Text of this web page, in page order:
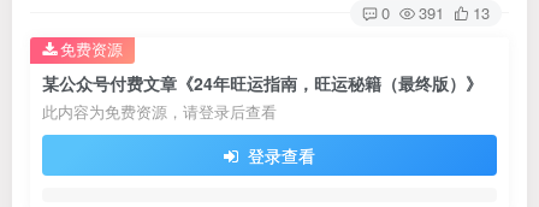
0 391 13
某公众号付费文章《24年旺运指南，旺运秘籍（最终版）》
此内容为免费资源，请登录后查看
登录查看
免费资源